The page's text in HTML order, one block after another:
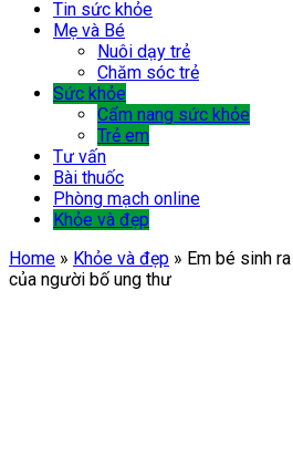
Tin sức khỏe
Mẹ và Bé
Nuôi dạy trẻ
Chăm sóc trẻ
Sức khỏe
Cẩm nang sức khỏe
Trẻ em
Tư vấn
Bài thuốc
Phòng mạch online
Khỏe và đẹp
Home » Khỏe và đẹp » Em bé sinh
của người bố ung thư